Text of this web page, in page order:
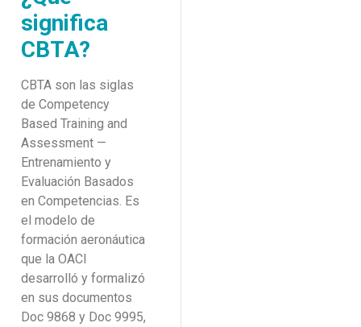
significa
CBTA?
CBTA son las siglas
de Competency
Based Training and
Assessment —
Entrenamiento y
Evaluación Basados
en Competencias. Es
el modelo de
formación aeronáutica
que la OACI
desarrolló y formalizó
en sus documentos
Doc 9868 y Doc 9995,